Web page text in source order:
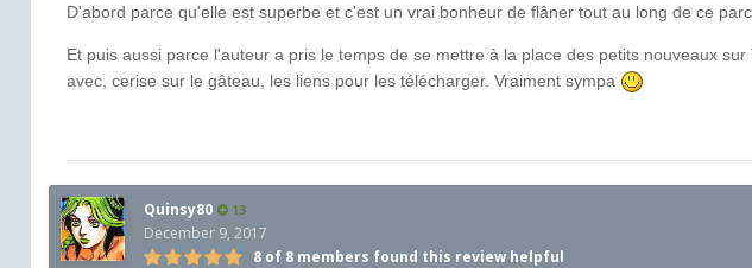
D'abord parce qu'elle est superbe et c'est un vrai bonheur de flâner tout au long de ce
Et puis aussi parce l'auteur a pris le temps de se mettre à la place des petits nouveaux
avec, cerise sur le gâteau, les liens pour les télécharger. Vraiment sympa
Quinsy80 13
December 9, 2017
8 of 8 members found this review helpful